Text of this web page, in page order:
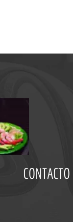
CONTACTO